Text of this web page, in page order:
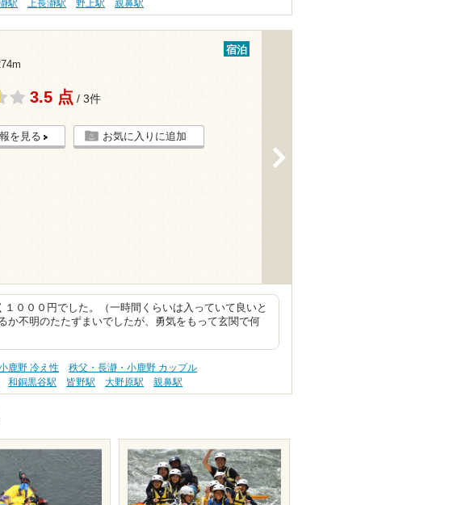
駅 上長瀞駅 野上駅 親鼻駅
宿泊
3.5 点 / 3件
を見る お気に入りに追加
０００円でした。（一時間くらいは入っていて良いと
か不明のたたずまいでしたが、勇気をもって玄関で何
鹿野 冷え性
秩父・長瀞・小鹿野 カップル
和銅黒谷駅 皆野駅 大野原駅 親鼻駅